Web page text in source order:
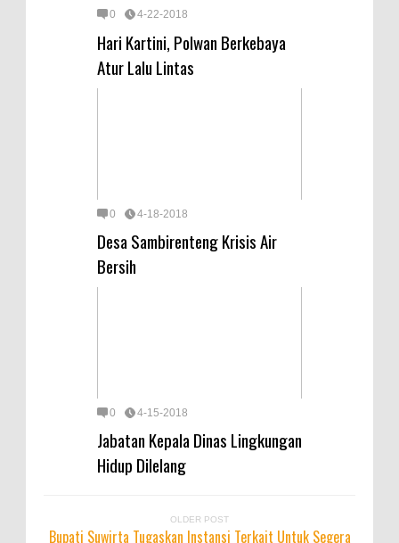
0 4-22-2018
Hari Kartini, Polwan Berkebaya
Atur Lalu Lintas
0 4-18-2018
Desa Sambirenteng Krisis Air
Bersih
0 4-15-2018
Jabatan Kepala Dinas Lingkungan
Hidup Dilelang
OLDER POST
Bupati Suwirta Tugaskan Instansi Terkait Untuk Segera